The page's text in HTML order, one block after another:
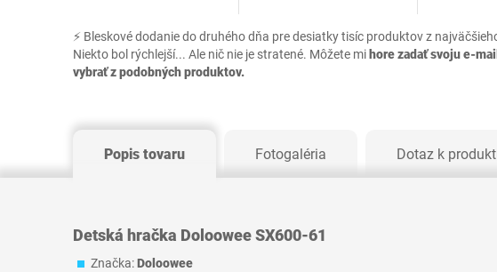
⚡ Bleskové dodanie do druhého dňa pre desiatky tisíc produktov z
Niekto bol rýchlejší... Ale nič nie je stratené. Môžete mihore zadať svoju e-
vybrať z podobných produktov.
Popis tovaru Fotogaléria Dotaz k
Detská hračka Doloowee SX600-61
Značka:Doloowee